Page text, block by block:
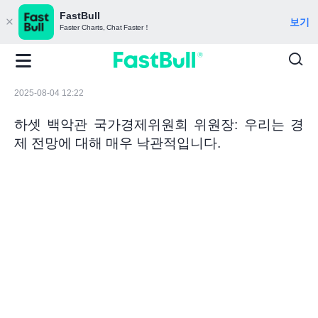
FastBull
Faster Charts, Chat Faster！ 보기
2025-08-04 12:22
하셋 백악관 국가경제위원회 위원장: 우리는 경
제 전망에 대해 매우 낙관적입니다.